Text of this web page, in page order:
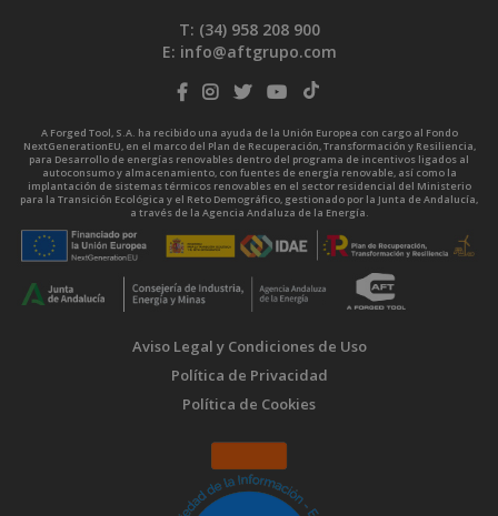
T: (34) 958 208 900
E: info@aftgrupo.com
A Forged Tool, S.A. ha recibido una ayuda de la Unión Europea con cargo al Fondo
NextGenerationEU, en el marco del Plan de Recuperación, Transformación y Resiliencia,
para Desarrollo de energías renovables dentro del programa de incentivos ligados al
autoconsumo y almacenamiento, con fuentes de energía renovable, así como la
implantación de sistemas térmicos renovables en el sector residencial del Ministerio
para la Transición Ecológica y el Reto Demográfico, gestionado por la Junta de Andalucía,
a través de la Agencia Andaluza de la Energía.
Aviso Legal y Condiciones de Uso
Política de Privacidad
Política de Cookies